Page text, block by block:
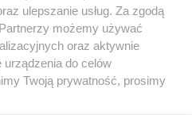
regulamin korzystania z portali
Skontakuj sięz nami
Kontakt
Wydawca
Redakcja
ulepszanie usług. Za zgodą
możemy używać
oraz aktywnie
do celów
Twoją prywatność, prosimy